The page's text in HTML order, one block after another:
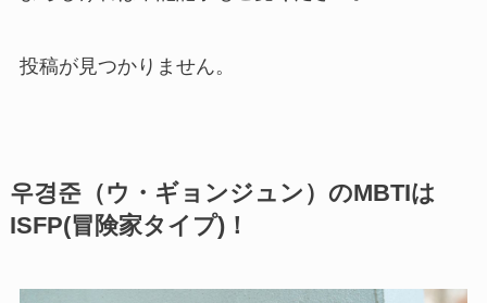
投稿が見つかりません。
우경준（ウ・ギョンジュン）のMBTIは
ISFP(冒険家タイプ)！